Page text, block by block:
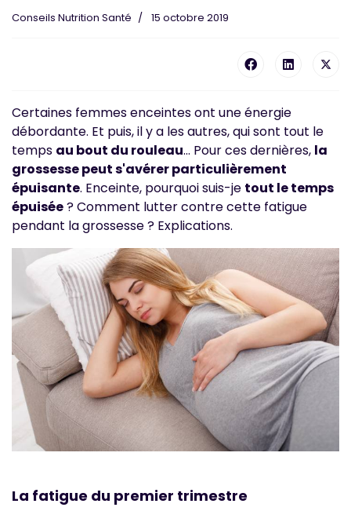
Conseils Nutrition Santé 15 octobre 2019
Certaines femmes enceintes ont une énergie
débordante. Et puis, il y a les autres, qui sont tout le
temps au bout du rouleau... Pour ces dernières, la
grossesse peut s'avérer particulièrement
épuisante. Enceinte, pourquoi suis-je tout le temps
épuisée? Comment lutter contre cette fatigue
pendant la grossesse ? Explications.
La fatigue du premier trimestre